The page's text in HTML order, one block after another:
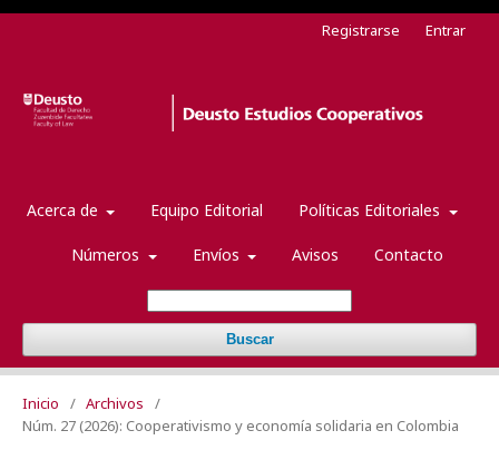
Acerca de Equipo Editorial Políticas Editoriales
Números Envíos Avisos Contacto
Buscar
Registrarse Entrar
Inicio / Archivos
/
Núm. 27 (2026): Cooperativismo y economía solidaria en Colombia